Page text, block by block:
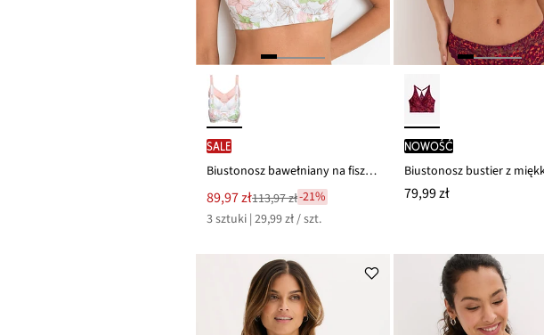
SALE
Biustonosz bawełniany na fiszbinach (3 szt.)
Nowa
cena
to
89,97 zł
Przeceniono
z
113,97 zł-21%
3 sztuki | 29,99 zł / szt.
nowość
79,99 zł